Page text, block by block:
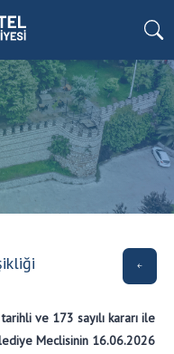
ve 173 sayılı kararı ile
Meclisinin 16.06.2026